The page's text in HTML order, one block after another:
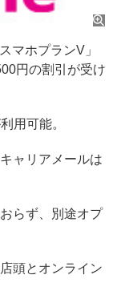
マホプランV」
円の割引が受け
用可能。
ャリアメールは
らず、別途オプ
頭とオンライン